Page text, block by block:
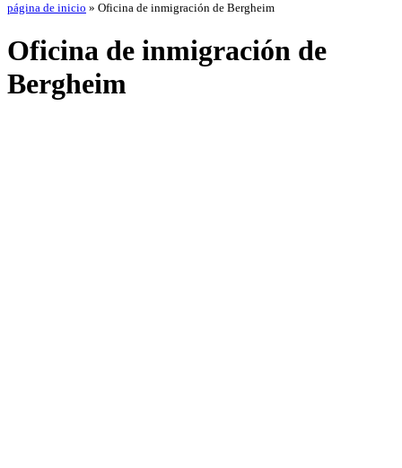
página de inicio » Oficina de inmigración de Bergheim
Oficina de inmigración de
Bergheim